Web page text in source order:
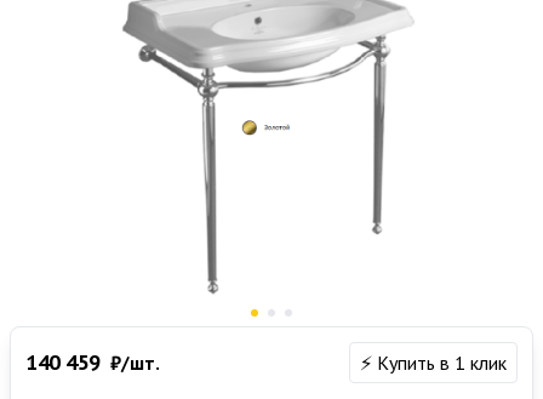
140 459 ₽/шт. ⚡ Купить в 1 клик